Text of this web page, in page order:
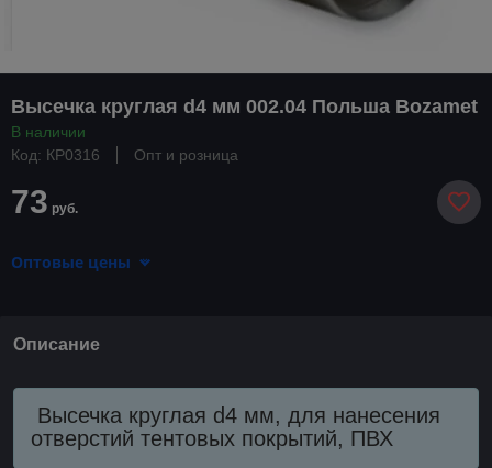
Высечка круглая d4 мм 002.04 Польша Bozamet
В наличии
Код: КР0316
Опт и розница
73 руб.
Оптовые цены
Описание
Высечка круглая d4 мм, для нанесения
отверстий тентовых покрытий, ПВХ